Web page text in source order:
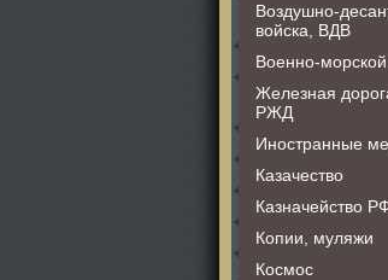
Воздушно-
войска, ВДВ
Военно-
Железная
РЖД
Иностранные
Казачество
Казначейство
Копии, муляжи
Космос